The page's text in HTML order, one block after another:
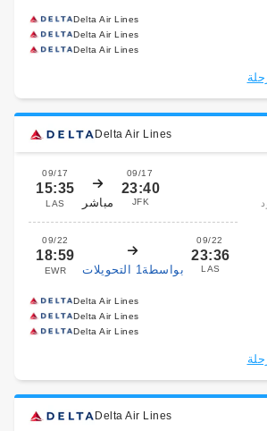
Delta Air Lines
Delta Air Lines
Delta Air Lines
Delta Air Lines
09/17
15:35
LAS مباشر
09/17
23:40
JFK
09/22
18:59
EWR بواسطة1 التحويلات
09/22
23:36
LAS
Delta Air Lines
Delta Air Lines
Delta Air Lines
Delta Air Lines